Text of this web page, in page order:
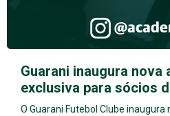
Guarani inaugura nova
exclusiva para sócios
O Guarani Futebol Clube